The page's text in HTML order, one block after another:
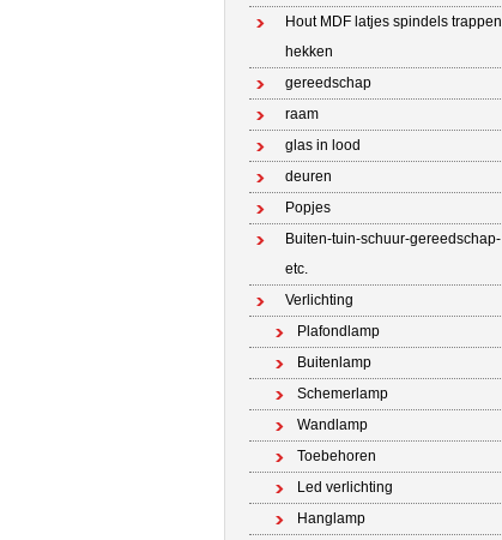
Hout MDF latjes spindels trappen
hekken
gereedschap
raam
glas in lood
deuren
Popjes
Buiten-tuin-schuur-gereedschap-
etc.
Verlichting
Plafondlamp
Buitenlamp
Schemerlamp
Wandlamp
Toebehoren
Led verlichting
Hanglamp